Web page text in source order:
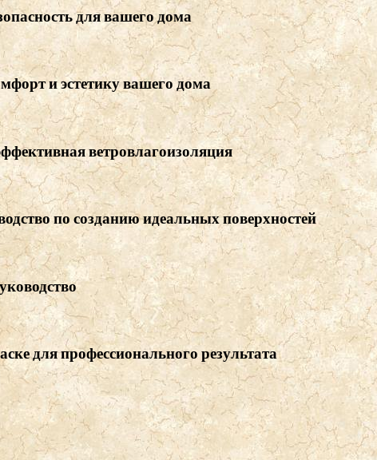
для вашего дома
и эстетику вашего дома
ветровлагоизоляция
по созданию идеальных поверхностей
для профессионального результата